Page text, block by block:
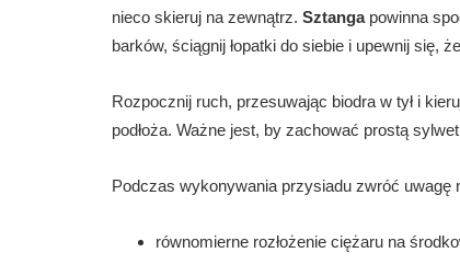
nieco skieruj na zewnątrz. Sztangapowinna
barków, ściągnij łopatki do siebie i upewnij się,
Rozpocznij ruch, przesuwając biodra w tył i
podłoża. Ważne jest, by zachować prostą
Podczas wykonywania przysiadu zwróć uwagę
równomierne rozłożenie ciężaru na